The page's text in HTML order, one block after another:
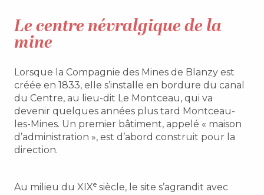
Le centre névralgique de la
mine
Lorsque la Compagnie des Mines de Blanzy est
créée en 1833, elle s’installe en bordure du canal
du Centre, au lieu-dit Le Montceau, qui va
devenir quelques années plus tard Montceau-
les-Mines. Un premier bâtiment, appelé « maison
d’administration », est d’abord construit pour la
direction.
Au milieu du XIXe siècle, le site s’agrandit avec